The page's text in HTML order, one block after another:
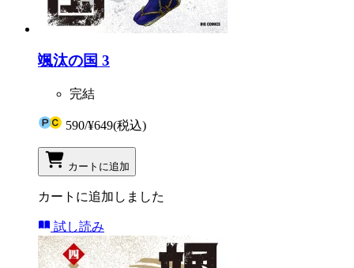
颯汰の国 3
完結
590/¥649(税込)
カートに追加
カートに追加しました
試し読み